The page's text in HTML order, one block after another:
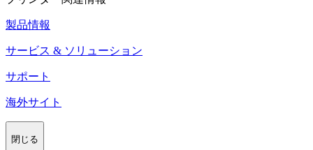
製品情報
サービス & ソリューション
サポート
海外サイト
閉じる